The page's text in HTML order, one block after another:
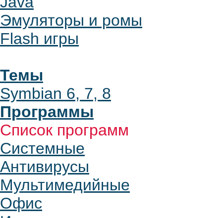
Эмуляторы и ромы
Flash игры
Темы
Symbian 6, 7, 8
Программы
Список программ
Системные
Антивирусы
Мультимедийные
Офис